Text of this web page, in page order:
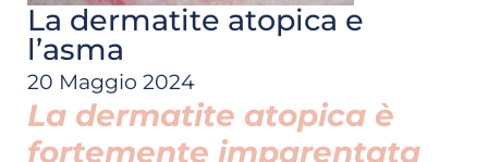
La dermatite atopica e
l’asma
20 Maggio 2024
La dermatite atopica è
fortemente imparentata